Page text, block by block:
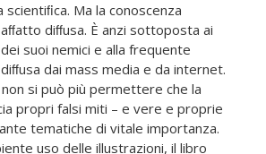
scientiﬁca. Ma la conoscenza
diﬀusa. È anzi sottoposta ai
suoi nemici e alla frequente
dai mass media e da internet.
si può più permettere che la
propri falsi miti – e vere e proprie
tematiche di vitale importanza.
uso delle illustrazioni, il libro